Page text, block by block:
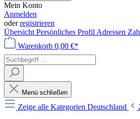
Mein Konto
Anmelden
oderregistrieren
Übersicht Persönliches Profil Adressen
Warenkorb 0,00 €*
Menü schließen
Zeige alle Kategorien Deutschland